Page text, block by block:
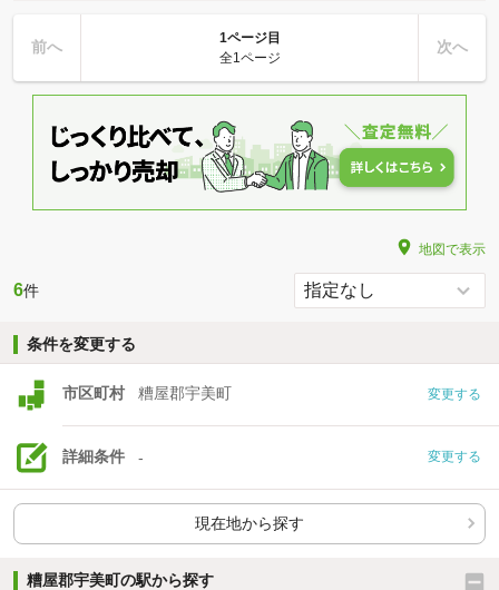
前へ
1ページ目
全1ページ
次へ
地図で表示
6件
条件を変更する
市区町村 糟屋郡宇美町 変更する
詳細条件 - 変更する
現在地から探す
糟屋郡宇美町の駅から探す